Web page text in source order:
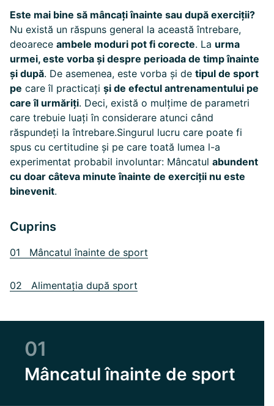
Este mai bine să mâncați înainte sau după exerciții?
Nu există un răspuns general la această întrebare,
deoarece ambele moduri pot fi corecte. La urma
urmei, este vorba și despre perioada de timp înainte
și după. De asemenea, este vorba și de tipul de sport
pe care îl practicați și de efectul antrenamentului pe
care îl urmăriți. Deci, există o mulțime de parametri
care trebuie luați în considerare atunci când
răspundeți la întrebare.Singurul lucru care poate fi
spus cu certitudine și pe care toată lumea l-a
experimentat probabil involuntar: Mâncatul abundent
cu doar câteva minute înainte de exerciții nu este
binevenit.
Cuprins
01 Mâncatul înainte de sport
02 Alimentația după sport
01
Mâncatul înainte de sport